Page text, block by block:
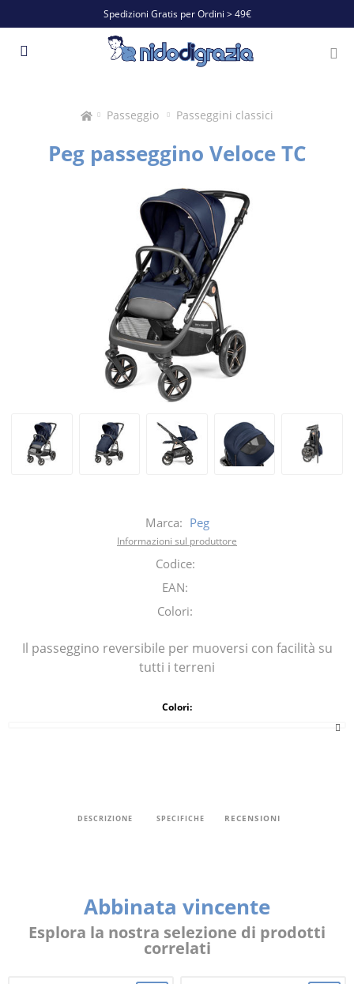
Spedizioni Gratis per Ordini > 49€
Passeggio Passeggini classici
Peg passeggino Veloce TC
Marca: Peg
Informazioni sul produttore
Codice:
EAN:
Colori:
Il passeggino reversibile per muoversi con facilità su
tutti i terreni
Colori:
DESCRIZIONE SPECIFICHE RECENSIONI
Abbinata vincente
Esplora la nostra selezione di prodotti
correlati